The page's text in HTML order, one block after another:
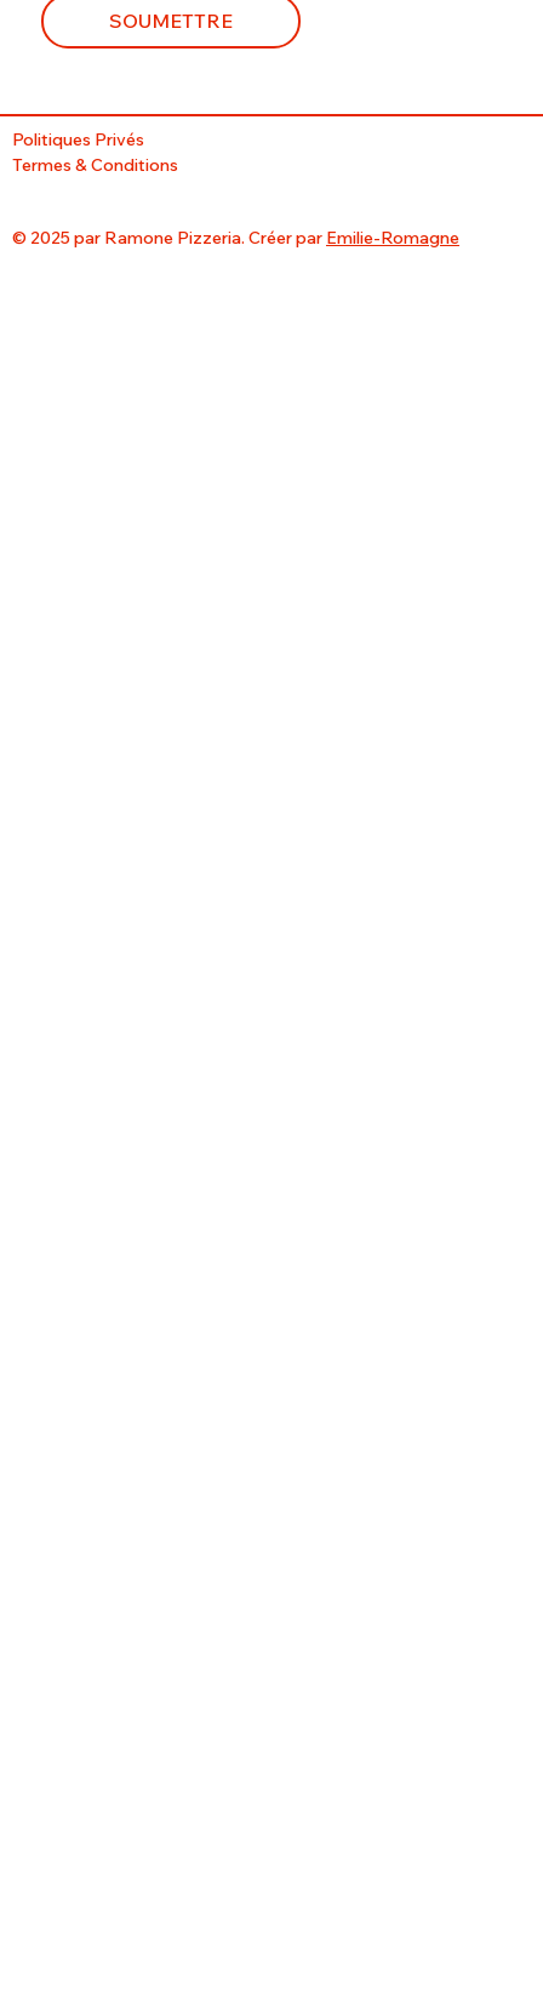
SOUMETTRE
© 2025 par Ramone Pizzeria. Créer par Emilie-Romagne
Politiques Privés
Termes & Conditions